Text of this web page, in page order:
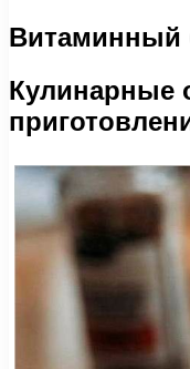
Витаминный
Кулинарные